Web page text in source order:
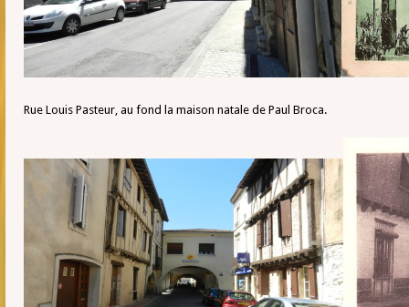
Rue Louis Pasteur, au fond la maison natale de Paul Broca.